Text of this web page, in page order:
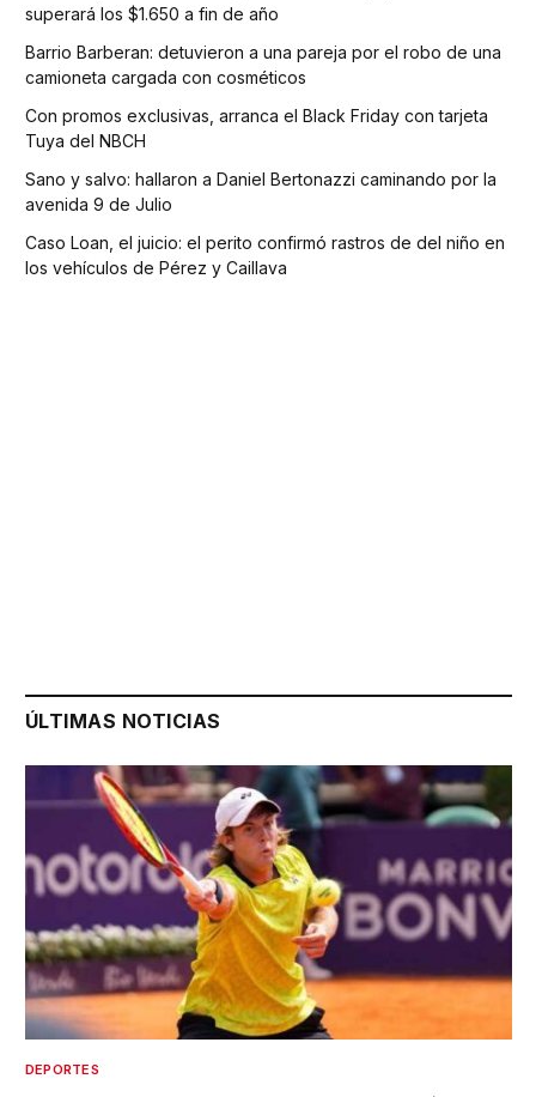
superará los $1.650 a fin de año
Barrio Barberan: detuvieron a una pareja por el robo de una
camioneta cargada con cosméticos
Con promos exclusivas, arranca el Black Friday con tarjeta
Tuya del NBCH
Sano y salvo: hallaron a Daniel Bertonazzi caminando por la
avenida 9 de Julio
Caso Loan, el juicio: el perito confirmó rastros de del niño en
los vehículos de Pérez y Caillava
ÚLTIMAS NOTICIAS
DEPORTES